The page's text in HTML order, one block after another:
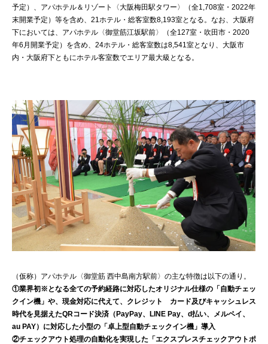
予定）、アパホテル＆リゾート〈大阪梅田駅タワー〉（全1,708室・2022年
末開業予定）等を含め、21ホテル・総客室数8,193室となる。なお、大阪府
下においては、アパホテル〈御堂筋江坂駅前〉（全127室・吹田市・2020
年6月開業予定）を含め、24ホテル・総客室数は8,541室となり、大阪市
内・大阪府下ともにホテル客室数でエリア最大級となる。
（仮称）アパホテル〈御堂筋 西中島南方駅前〉の主な特徴は以下の通り。
①業界初※となる全ての予約経路に対応したオリジナル仕様の「自動チェッ
クイン機」や、現金対応に代えて、クレジット カード及びキャッシュレス
時代を見据えたQRコード決済（PayPay、LINE Pay、d払い、メルペイ、
au PAY）に対応した小型の「卓上型自動チェックイン機」導入
②チェックアウト処理の自動化を実現した「エクスプレスチェックアウトポ